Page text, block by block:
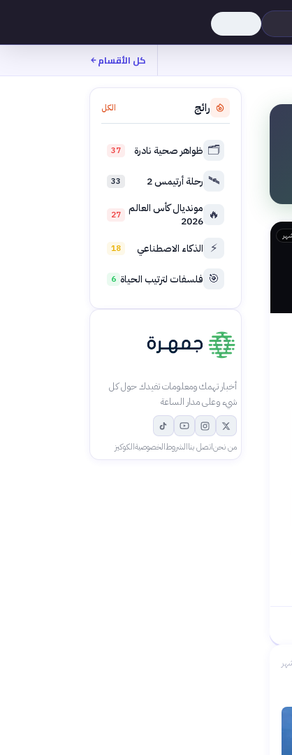
كل الأقسام
رائج الكل
🗂️ ظواهر صحية نادرة 37
🛰️ رحلة أرتيمس 2 33
🔥 مونديال كأس العالم
2026
27
⚡ الذكاء الاصطناعي 18
🎯 فلسفات لترتيب الحياة 6
أخبار تهمك ومعلومات تفيدك حول كل
شيء وعلى مدار الساعة
من نحناتصل بناالشروطالخصوصيةالكوكيز